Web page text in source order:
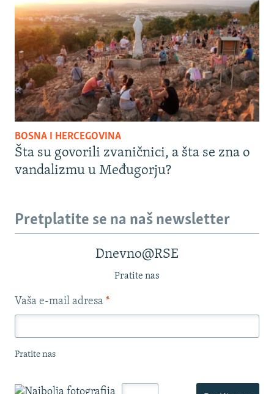
BOSNA I HERCEGOVINA
Šta su govorili zvaničnici, a šta se zna o
vandalizmu u Međugorju?
Pretplatite se na naš newsletter
Dnevno@RSE
Pratite nas
Vaša e-mail adresa *
Pratite nas